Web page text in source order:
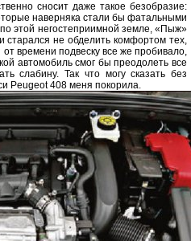
сносит даже такое безобразие:
наверняка стали бы фатальными
этой негостеприимной земле, «Пыж»
не обделить комфортом тех,
времени подвеску все же пробивало,
автомобиль смог бы преодолеть все
слабину. Так что могу сказать без
Peugeot 408 меня покорила.